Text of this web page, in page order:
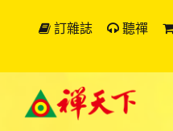
訂雜誌 聽禪